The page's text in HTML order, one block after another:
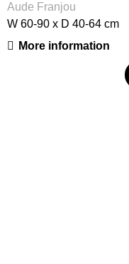
Aude Franjou
W 60-90 x D 40-64 cm
More information